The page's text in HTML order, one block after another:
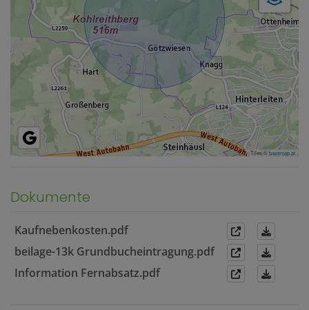
Tiles ©basemap.at
Dokumente
Kaufnebenkosten.pdf
beilage-13k Grundbucheintragung.pdf
Information Fernabsatz.pdf